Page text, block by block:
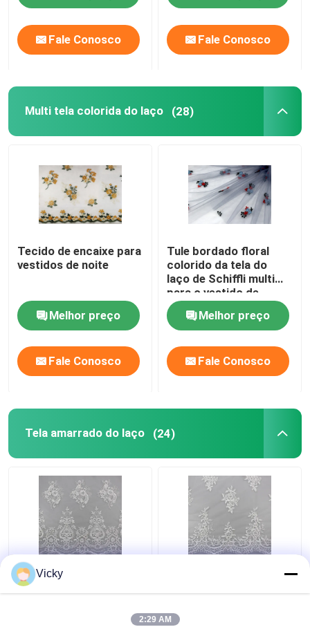
Fale Conosco Fale Conosco
Multi tela colorida do laço (28)
Tecido de encaixe para
vestidos de noite
Melhor preço
Fale Conosco
Tule bordado floral
colorido da tela do
laço de Schiffli multi
para o vestido de
partido
Melhor preço
Fale Conosco
Tela amarrado do laço (24)
fio de poliéster da
pestana 3D na tela
Tela amarrado do laço
de casamento nupciais
Vicky
2:29 AM